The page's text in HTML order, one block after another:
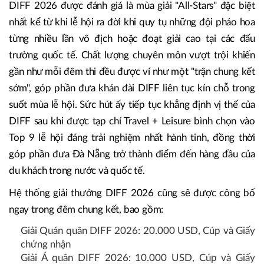
DIFF 2026 được đánh giá là mùa giải "All-Stars" đặc biệt
nhất kể từ khi lễ hội ra đời khi quy tụ những đội pháo hoa
từng nhiều lần vô địch hoặc đoạt giải cao tại các đấu
trường quốc tế. Chất lượng chuyên môn vượt trội khiến
gần như mỗi đêm thi đều được ví như một "trận chung kết
sớm", góp phần đưa khán đài DIFF liên tục kín chỗ trong
suốt mùa lễ hội. Sức hút ấy tiếp tục khẳng định vị thế của
DIFF sau khi được tạp chí Travel + Leisure bình chọn vào
Top 9 lễ hội đáng trải nghiệm nhất hành tinh, đồng thời
góp phần đưa Đà Nẵng trở thành điểm đến hàng đầu của
du khách trong nước và quốc tế.
Hệ thống giải thưởng DIFF 2026 cũng sẽ được công bố
ngay trong đêm chung kết, bao gồm:
Giải Quán quân DIFF 2026: 20.000 USD, Cúp và Giấy
chứng nhận
Giải Á quân DIFF 2026: 10.000 USD, Cúp và Giấy